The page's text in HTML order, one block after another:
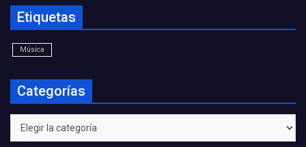
Etiquetas
Música
Categorías
Categorías